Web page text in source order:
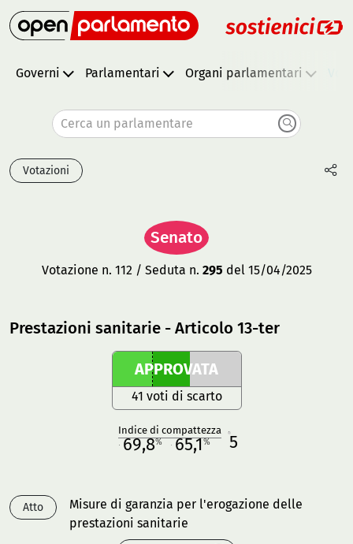
Governi Parlamentari Organi parlamentari
Cerca un parlamentare
Votazioni
Senato
Votazione n. 112 / Seduta n. 295 del 15/04/2025
Prestazioni sanitarie - Articolo 13-ter
APPROVATA
41 voti di scarto
Indice di compattezza
69,8% 65,1% 5
Atto
Misure di garanzia per l'erogazione delle
prestazioni sanitarie